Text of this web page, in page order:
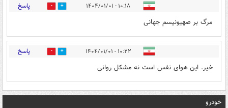
۱۰:۱۸ - ۱۴۰۴/۰۱/۰۱ 4 پاسخ
مرگ بر صهیونیسم جهانی
۱۰:۲۲ - ۱۴۰۴/۰۱/۰۱ 3 پاسخ
خیر. این هوای نفس است نه مشکل روانی
خودرو